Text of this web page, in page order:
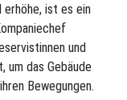
erhöhe, ist es ein
und
um das Gebäude
Bewegungen.